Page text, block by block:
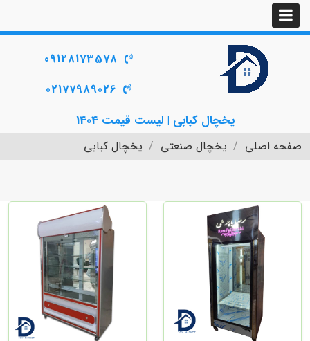
یخچال کبابی | لیست قیمت 1404
09128173578
02177989026
صفحه اصلی یخچال صنعتی یخچال کبابی